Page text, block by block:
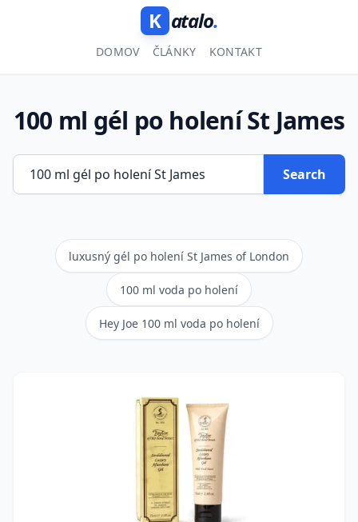
K atalo.
DOMOV ČLÁNKY KONTAKT
100 ml gél po holení St James
Search
luxusný gél po holení St James of London
100 ml voda po holení
Hey Joe 100 ml voda po holení